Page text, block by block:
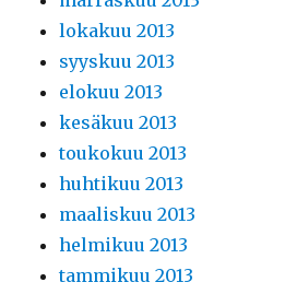
lokakuu 2013
syyskuu 2013
elokuu 2013
kesäkuu 2013
toukokuu 2013
huhtikuu 2013
maaliskuu 2013
helmikuu 2013
tammikuu 2013